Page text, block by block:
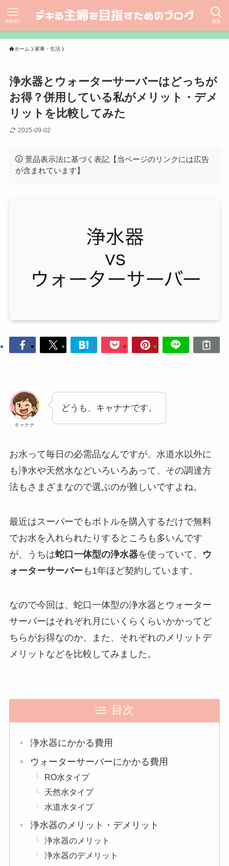
検索
MENU
ホーム 家事・生活
浄水器とウォーターサーバーはどっちが
お得？併用している私がメリット・デメ
リットを比較してみた
2025-09-02
景品表示法に基づく表記【当ページのリンクには広告
が含まれています】
キャナナ
どうも、キャナナです。
お水って毎日の必需品なんですが、水道水以外に
も浄水や天然水などいろいろあって、その調達方
法もさまざまなので選ぶのが難しいですよね。
最近はスーパーでもボトルを購入するだけで無料
でお水を入れられたりするところも多いんです
が、うちは蛇口一体型の浄水器を使っていて、
ウ
ォーターサーバー も1年ほど契約しています。
なので今回は、蛇口一体型の浄水器とウォーター
サーバーはそれぞれ月にいくらくらいかかってど
ちらがお得なのか、また、それぞれのメリットデ
メリットなどを比較してみました。
目次
浄水器にかかる費用
ウォーターサーバーにかかる費用
RO水タイプ
天然水タイプ
水道水タイプ
浄水器のメリット・デメリット
浄水器のメリット
浄水器のデメリット